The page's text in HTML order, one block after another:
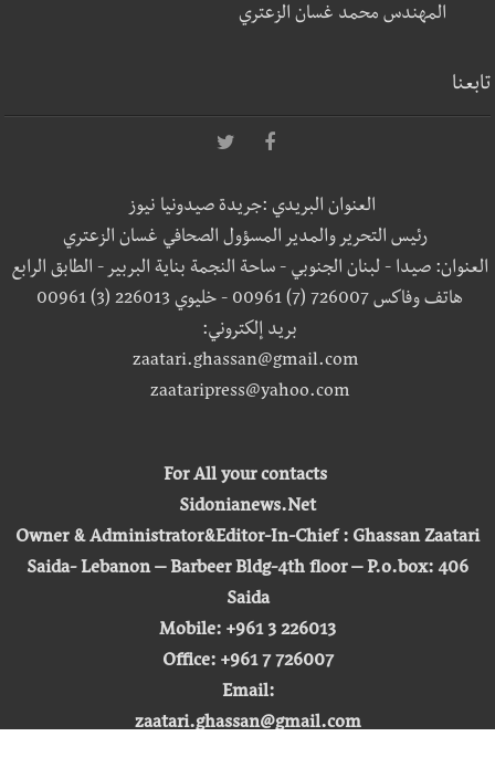
المهندس محمد غسان الزعتري
تابعنا
العنوان البريدي :جريدة صيدونيا نيوز
رئيس التحرير والمدير المسؤول الصحافي غسان الزعتري
العنوان: صيدا - لبنان الجنوبي - ساحة النجمة بناية البربير - الطابق الرابع
هاتف وفاكس 726007 (7) 00961 - خليوي 226013 (3) 00961
بريد إلكتروني:
zaatari.ghassan@gmail.com
zaataripress@yahoo.com
For All your contacts
Sidonianews.Net
Owner & Administrator&Editor-In-Chief : Ghassan Zaatari
Saida- Lebanon – Barbeer Bldg-4th floor – P.o.box: 406
Saida
Mobile: +961 3 226013
Office: +961 7 726007
Email:
zaatari.ghassan@gmail.com